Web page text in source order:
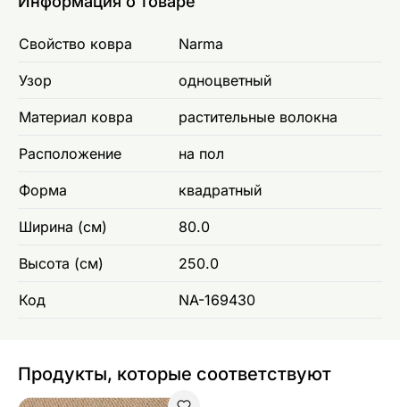
Свойство ковра Narma
Узор одноцветный
Материал ковра растительные волокна
Расположение на пол
Форма квадратный
Ширина (см) 80.0
Высота (см) 250.0
Код NA-169430
Продукты, которые соответствуют